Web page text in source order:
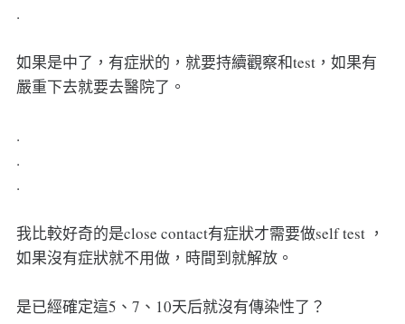
.
如果是中了，有症狀的，就要持續觀察和test，如果有
嚴重下去就要去醫院了。
.
.
.
我比較好奇的是close contact有症狀才需要做self test ，
如果沒有症狀就不用做，時間到就解放。
是已經確定這5、7、10天后就沒有傳染性了？